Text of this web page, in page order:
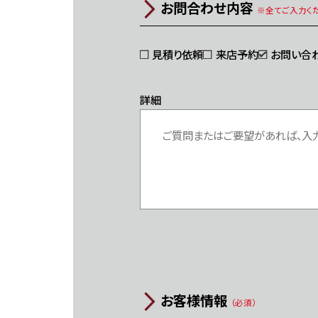
お問合わせ内容 ※全てご入力く
見積り依頼 来店予約 お問い合
詳細
お客様情報 （必須）